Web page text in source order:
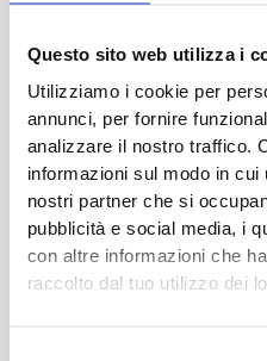
Questo sito web utilizza i
Utilizziamo i cookie per
annunci, per fornire
analizzare il nostro traffico.
informazioni sul modo in
nostri partner che si
pubblicità e social media, i
con altre informazioni che
raccolto dal tuo utilizzo dei